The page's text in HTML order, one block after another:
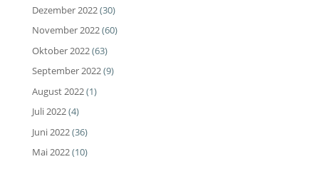
Dezember 2022(30)
November 2022(60)
Oktober 2022(63)
September 2022(9)
August 2022(1)
Juli 2022(4)
Juni 2022(36)
Mai 2022(10)